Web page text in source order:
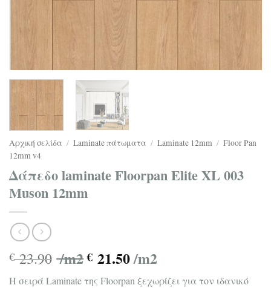
Αρχική σελίδα / Laminate πάτωματα / Laminate 12mm / Floor Pan
12mm v4
Δάπεδο laminate Floorpan Elite XL 003
Muson 12mm
€23.90 /m2 € 21.50/m2
Η σειρά Laminate της Floorpan ξεχωρίζει για τον ιδανικό